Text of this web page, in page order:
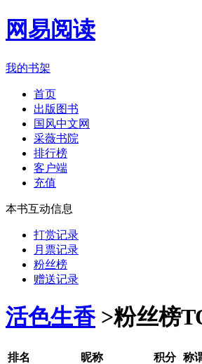
网易阅读
我的书架
首页
出版图书
国风中文网
采薇书院
排行榜
客户端
充值
本书互动信息
打赏记录
月票记录
粉丝榜
赠送记录
活色生香 >粉丝榜
排名 昵称 积分 称